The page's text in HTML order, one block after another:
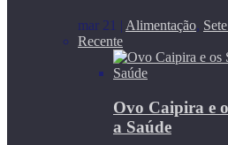
mar 21 | Alimentação,
Recente
Ovo Caipira e
a Saúde